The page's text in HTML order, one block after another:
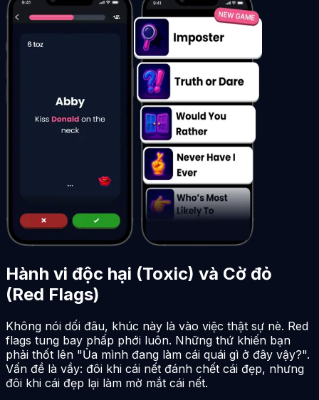
Hành vi độc hại (Toxic) và Cờ đỏ
(Red Flags)
Không nói dối đâu, khúc này là vào việc thật sự nè. Red
flags tung bay phấp phới luôn. Những thứ khiến bạn
phải thốt lên "Ủa mình đang làm cái quái gì ở đây vậy?".
Vấn đề là vầy: đôi khi cái nết đánh chết cái đẹp, nhưng
đôi khi cái đẹp lại làm mờ mắt cái nết.